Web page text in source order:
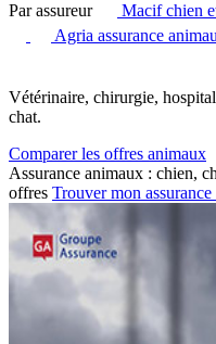
Par assureur
Macif chien
Agria assurance
Vétérinaire, chirurgie,
chat.
Comparer les offres animaux
Assurance animaux : chien,
offres Trouver mon